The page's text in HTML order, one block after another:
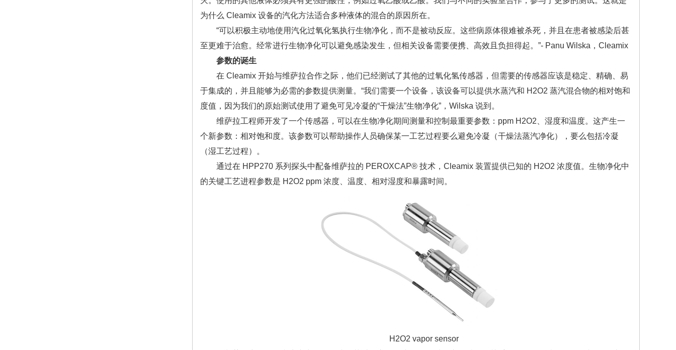
为什么 Cleamix 设备的汽化方法适合多种液体的混合的原因所在。
“可以积极主动地使用汽化过氧化氢执行生物净化，而不是被动反应。这些病原体很难被杀死，并且在患者被感染后甚
至更难于治愈。经常进行生物净化可以避免感染发生，但相关设备需要便携、高效且负担得起。”- Panu Wilska，Cleamix
参数的诞生
在 Cleamix 开始与维萨拉合作之际，他们已经测试了其他的过氧化氢传感器，但需要的传感器应该是稳定、精确、易
于集成的，并且能够为必需的参数提供测量。“我们需要一个设备，该设备可以提供水蒸汽和 H2O2 蒸汽混合物的相对饱和
度值，因为我们的原始测试使用了避免可见冷凝的“干燥法”生物净化”，Wilska 说到。
维萨拉工程师开发了一个传感器，可以在生物净化期间测量和控制最重要参数：ppm H2O2、湿度和温度。这产生一
个新参数：相对饱和度。该参数可以帮助操作人员确保某一工艺过程要么避免冷凝（干燥法蒸汽净化），要么包括冷凝
（湿工艺过程）。
通过在 HPP270 系列探头中配备维萨拉的 PEROXCAP® 技术，Cleamix 装置提供已知的 H2O2 浓度值。生物净化中
的关键工艺进程参数是 H2O2 ppm 浓度、温度、相对湿度和暴露时间。
H2O2 vapor sensor